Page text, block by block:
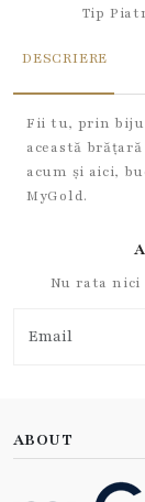
Tip
DESCRIERE
Fii tu, prin
această
acum și aici,
MyGold.
Nu rata nici
ABOUT